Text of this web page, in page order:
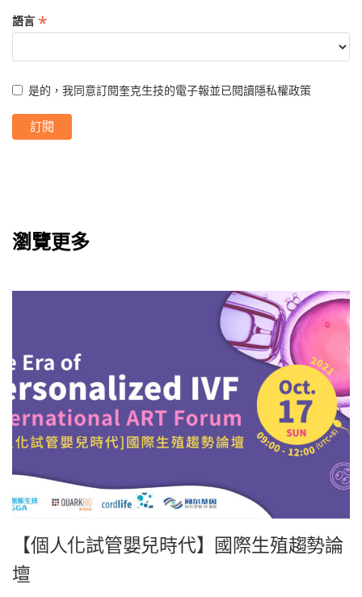
語言 *
是的，我同意訂閱奎克生技的電子報並已閱讀隱私權政策
瀏覽更多
【個人化試管嬰兒時代】國際生殖趨勢論
壇